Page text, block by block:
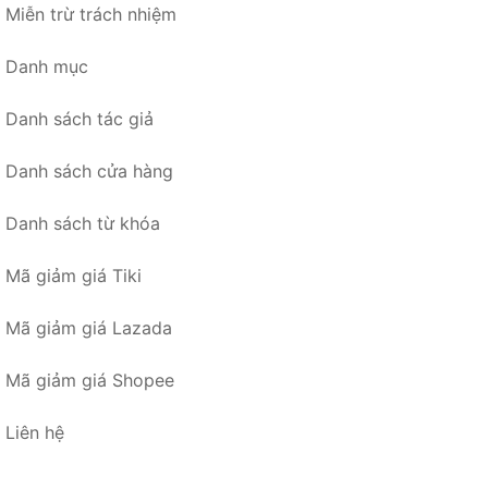
Miễn trừ trách nhiệm
Danh mục
Danh sách tác giả
Danh sách cửa hàng
Danh sách từ khóa
Mã giảm giá Tiki
Mã giảm giá Lazada
Mã giảm giá Shopee
Liên hệ